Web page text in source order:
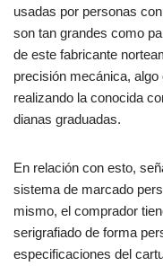
usadas por personas
son tan grandes como
de este fabricante
precisión mecánica,
realizando la conocida
dianas graduadas.
En relación con esto,
sistema de marcado
mismo, el comprador
serigrafiado de forma
especificaciones del